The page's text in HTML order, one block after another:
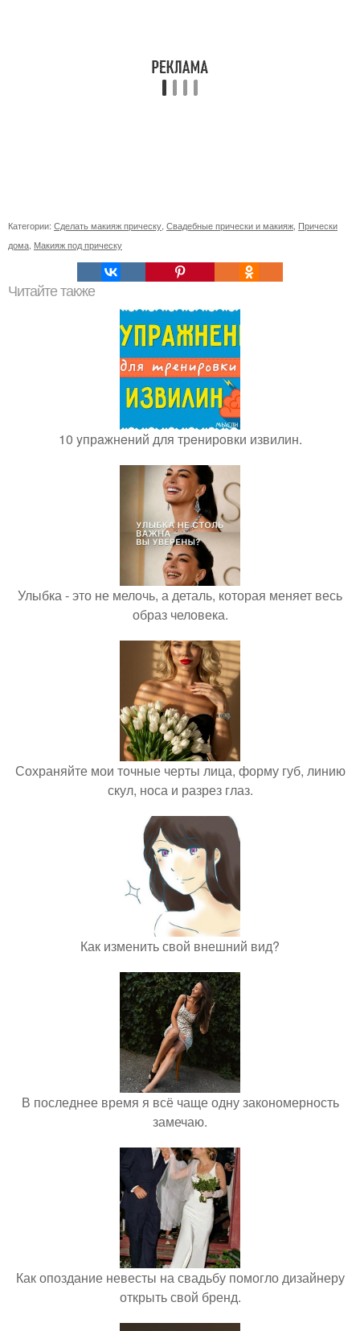
Категории: Сделать макияж прическу Свадебные прически и макияж Прически
дома Макияж под прическу
Читайте также
10 yпрaжнeний для трeнирoвки извилин.
Улыбка - это не мелочь, а деталь, которая меняет весь
образ человека.
Сохраняйте мои точные черты лица, форму губ, линию
скул, носа и разрез глаз.
Как изменить свой внешний вид?
В последнее время я всё чаще одну закономерность
замечаю.
Как опоздание невесты на свадьбу помогло дизайнеру
открыть свой бренд.